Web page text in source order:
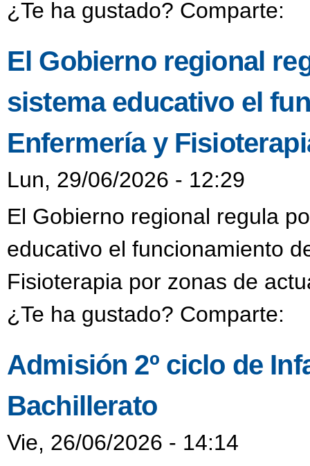
¿Te ha gustado? Comparte:
El Gobierno regional
sistema educativo el
Enfermería y
Lun, 29/06/2026 - 12:29
El Gobierno regional regula
educativo el funcionamiento
Fisioterapia por zonas de
¿Te ha gustado? Comparte:
Admisión 2º ciclo de
Bachillerato
Vie, 26/06/2026 - 14:14